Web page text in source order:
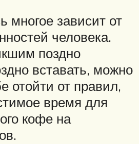
многое зависит от
человека.
поздно
вставать, можно
отойти от правил,
время для
кофе на